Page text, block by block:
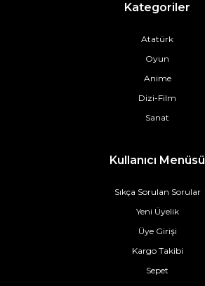
Kategoriler
Atatürk
Oyun
Anime
Dizi-Film
Sanat
Kullanıcı Menüsü
Sıkça Sorulan Sorular
Yeni Üyelik
Üye Girişi
Kargo Takibi
Sepet